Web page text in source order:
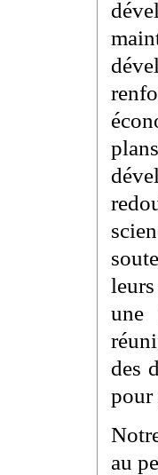
une
des
pour
au